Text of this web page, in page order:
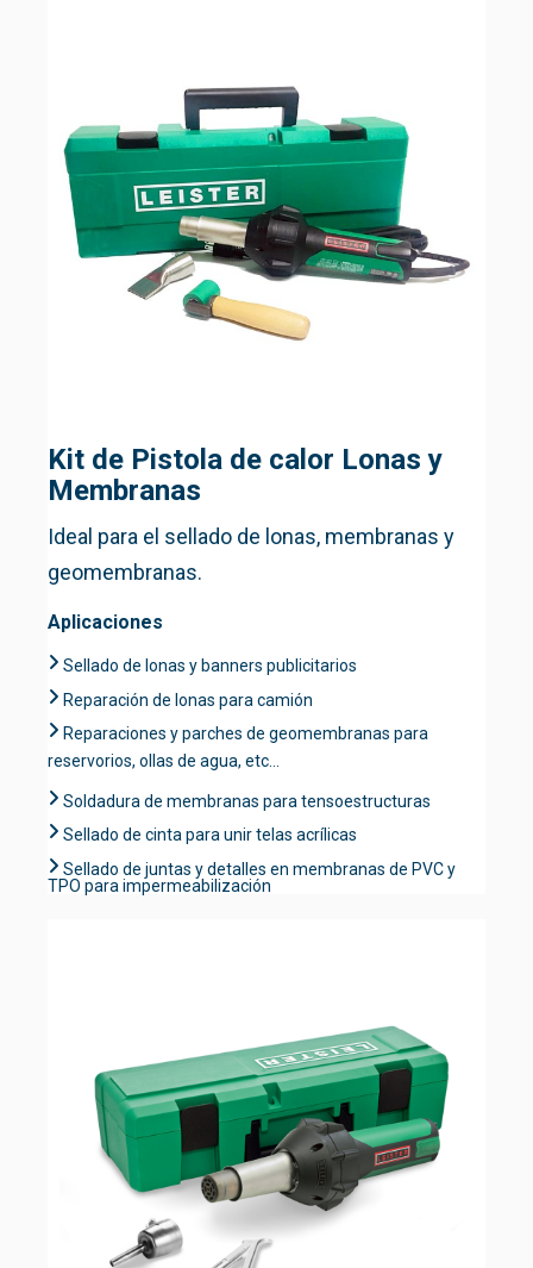
Kit de Pistola de calor Lonas y
Membranas
Ideal para el sellado de lonas, membranas y
geomembranas.
Aplicaciones
Sellado de lonas y banners publicitarios
Reparación de lonas para camión
Reparaciones y parches de geomembranas para
reservorios, ollas de agua, etc...
Soldadura de membranas para tensoestructuras
Sellado de cinta para unir telas acrílicas
Sellado de juntas y detalles en membranas de PVC y
TPO para impermeabilización